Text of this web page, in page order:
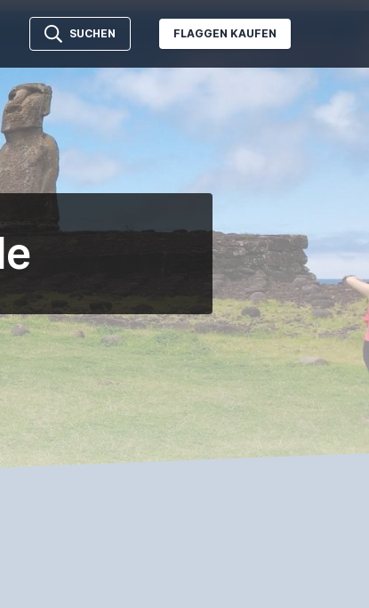
SUCHEN FLAGGEN KAUFEN